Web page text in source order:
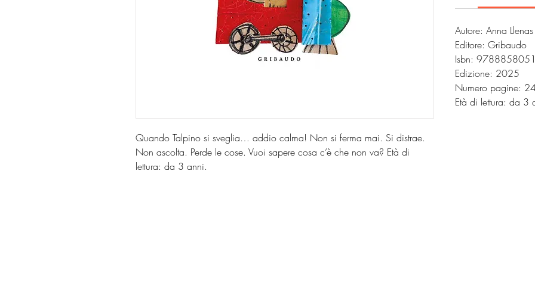
Quando Talpino si sveglia… addio calma! Non si ferma mai. Si distrae.
Non ascolta. Perde le cose. Vuoi sapere cosa c’è che non va? Età di
lettura: da 3 anni.
Autore: Anna Llenas
Editore: Gribaudo
Isbn:
Edizione: 2025
Numero pagine:
Età di lettura: da